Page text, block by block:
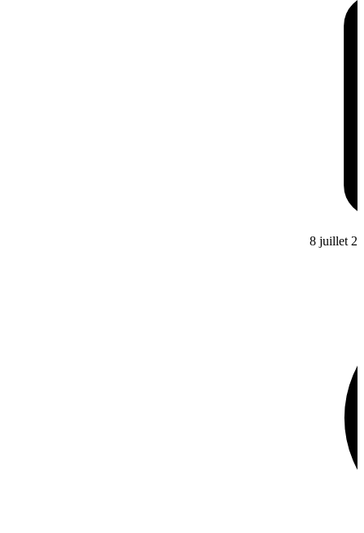
8 juillet